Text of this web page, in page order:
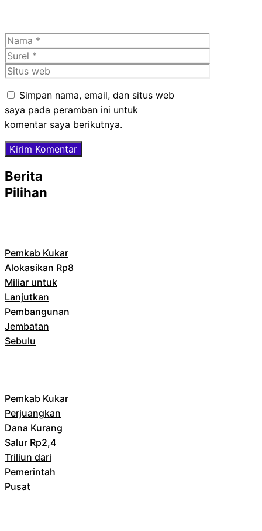
Nama
Surel
Situs
Simpan nama, email, dan situs web
saya pada peramban ini untuk
komentar saya berikutnya.
Berita
Pilihan
Pemkab Kukar
Alokasikan Rp8
Miliar untuk
Lanjutkan
Pembangunan
Jembatan
Sebulu
Pemkab Kukar
Perjuangkan
Dana Kurang
Salur Rp2,4
Triliun dari
Pemerintah
Pusat